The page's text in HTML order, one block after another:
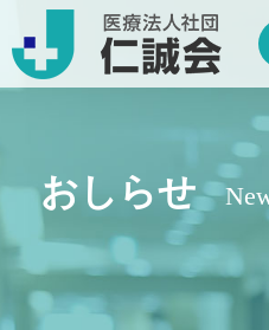
おしらせ